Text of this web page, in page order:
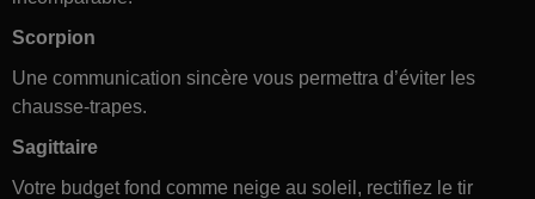
Scorpion
Une communication sincère vous permettra d’éviter les
chausse-trapes.
Sagittaire
Votre budget fond comme neige au soleil, rectifiez le tir